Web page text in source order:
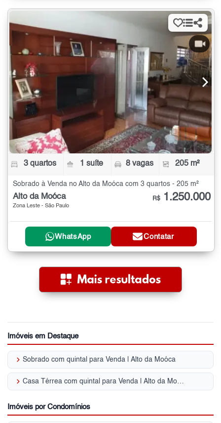
3 quartos 1 suíte 8 vagas 205 m²
Sobrado à Venda no Alto da Moóca com 3 quartos - 205 m²
Alto da Moóca
Zona Leste - São Paulo
R$ 1.250.000
WhatsApp Contatar
Imóveis em Destaque
keyboard_arrow_right Sobrado com quintal para Venda | Alto da Moóca
keyboard_arrow_right Casa Térrea com quintal para Venda | Alto da Moóca
Imóveis por Condomínios